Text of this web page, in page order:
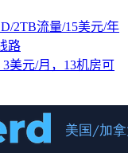
2TB流量/15美元/年
路
美元/月，13机房可